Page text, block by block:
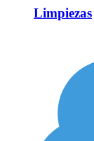
Limpiezas